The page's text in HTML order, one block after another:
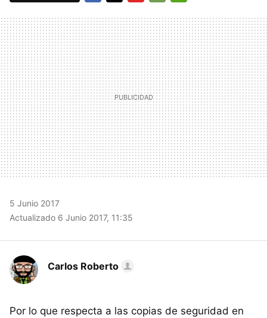
MAIL
5 Junio 2017
Actualizado 6 Junio 2017, 11:35
Carlos Roberto
Por lo que respecta a las copias de seguridad en